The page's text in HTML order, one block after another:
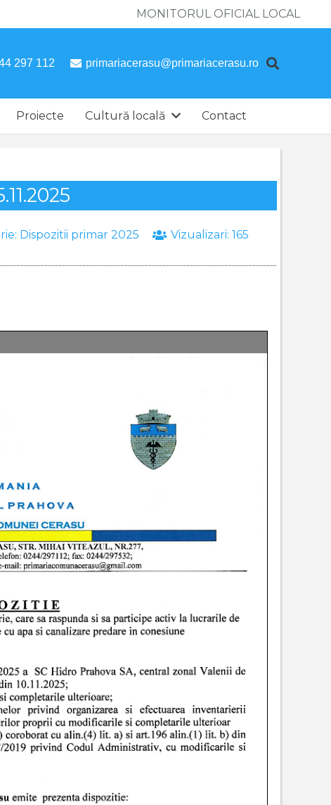
MONITORUL OFICIAL LOCAL
297 112 primariacerasu@primariacerasu.ro
Proiecte Cultură locală Contact
Dispozitii primar 2025 Vizualizari:165